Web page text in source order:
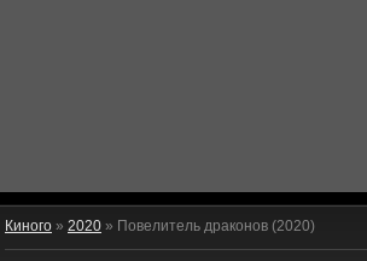
Киного » 2020 » Повелитель драконов (2020)